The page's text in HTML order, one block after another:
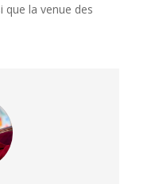
la venue des